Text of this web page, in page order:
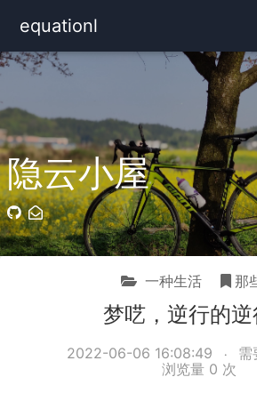
equationl
隐云小屋
一种生活 那
梦呓，逆行的
2022-06-06 16:08:49
需
浏览量 0 次